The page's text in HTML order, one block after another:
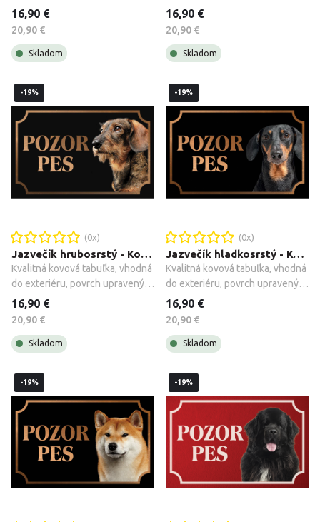
galvanizáciou + montážne
príslušenstvo.
16,90 €
20,90 €
Skladom
galvanizáciou + montážne
príslušenstvo.
16,90 €
20,90 €
Skladom
-19%
(0x)
Jazvečík hrubosrstý - Kovová tabuľka POZOR PES
Kvalitná kovová tabuľka, vhodná
do exteriéru, povrch upravený
galvanizáciou + montážne
príslušenstvo.
16,90 €
20,90 €
Skladom
-19%
(0x)
Jazvečík hladkosrstý - Kovová tabuľka POZOR PES
Kvalitná kovová tabuľka, vhodná
do exteriéru, povrch upravený
galvanizáciou + montážne
príslušenstvo.
16,90 €
20,90 €
Skladom
-19% -19%